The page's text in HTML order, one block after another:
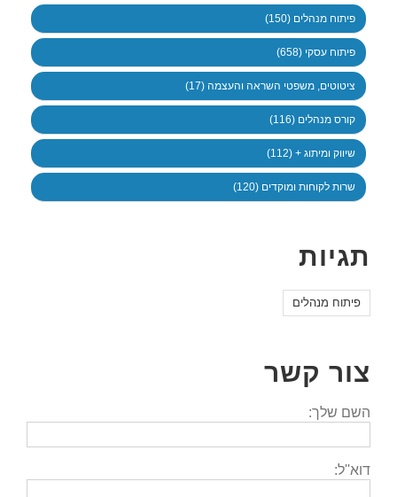
פיתוח מנהלים (150)
פיתוח עסקי (658)
ציטוטים, משפטי השראה והעצמה (17)
קורס מנהלים (116)
שיווק ומיתוג + (112)
שרות לקוחות ומוקדים (120)
תגיות
פיתוח מנהלים
צור קשר
השם שלך:
דוא''ל: